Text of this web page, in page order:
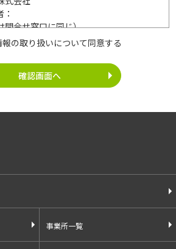
問合せ窓口に同じ）
は、次の利用目的達成の範囲内において
個人情報の利用
、法令等に定める場合を除いて、ご本
者に提供することはございません。
は、文書保存、サーバー管理等の目的
の取り扱いについて同意する
事業所一覧